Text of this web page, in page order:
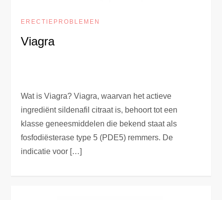
ERECTIEPROBLEMEN
Viagra
Wat is Viagra? Viagra, waarvan het actieve
ingrediënt sildenafil citraat is, behoort tot een
klasse geneesmiddelen die bekend staat als
fosfodiësterase type 5 (PDE5) remmers. De
indicatie voor […]